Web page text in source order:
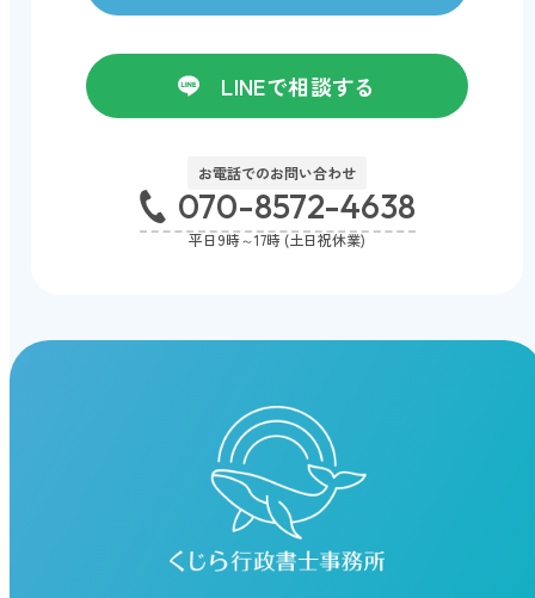
LINEで相談する
お電話でのお問い合わせ
070-8572-4638
平日9時～17時 (土日祝休業)